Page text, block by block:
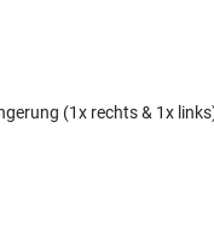
(1x rechts & 1x